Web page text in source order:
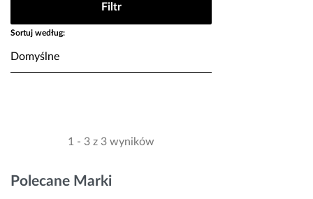
Filtr
Sortuj według:
1 - 3 z 3 wyników
Polecane Marki